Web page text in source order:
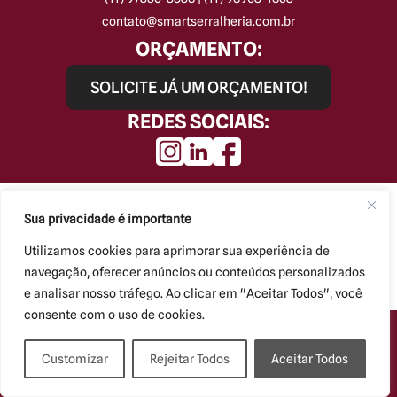
Sua privacidade é importante
Utilizamos cookies para aprimorar sua experiência de
navegação, oferecer anúncios ou conteúdos personalizados
e analisar nosso tráfego. Ao clicar em "Aceitar Todos", você
consente com o uso de cookies.
Customizar Rejeitar Todos Aceitar Todos
contato@smartserralheria.com.br
ORÇAMENTO:
SOLICITE JÁ UM ORÇAMENTO!
REDES SOCIAIS:
Kryzalis - Criação de Sites